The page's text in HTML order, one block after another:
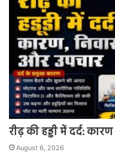
रीढ़ की हड्डी में दर्द:
August 6, 2026